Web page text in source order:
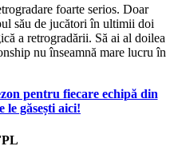
foarte serios. Doar
său de jucători în ultimii doi
a retrogradării. Să ai al doilea
nu înseamnă mare lucru în
pentru fiecare echipă din
le găsești aici!